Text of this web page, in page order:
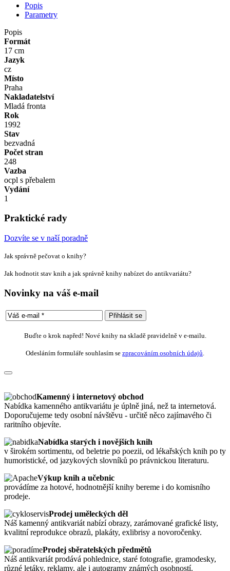
Popis
Parametry
Popis
Formát
17 cm
Jazyk
cz
Místo
Praha
Nakladatelství
Mladá fronta
Rok
1992
Stav
bezvadná
Počet stran
248
Vazba
ocpl s přebalem
Vydání
1
Praktické rady
Dozvíte se v naší poradně
Jak správně pečovat o knihy?
Jak hodnotit stav knih a jak správně knihy nabízet do antikvariátu?
Novinky na váš e-mail
Buďte o krok napřed! Nové knihy na skladě pravidelně v e-mailu.
Odesláním formuláře souhlasím se zpracováním osobních údajů
Kamenný i internetový obchod
Nabídka kamenného antikvariátu je úplně jiná, než ta internetová.
Doporučujeme tedy osobní návštěvu - určitě něco zajímavého či
raritního objevíte.
Nabídka starých i novějších knih
v širokém sortimentu, od beletrie po poezii, od lékařských knih po ty
humoristické, od jazykových slovníků po právnickou literaturu.
Výkup knih a učebnic
provádíme za hotové, hodnotnější knihy bereme i do komisního
prodeje.
Prodej uměleckých děl
Náš kamenný antikvariát nabízí obrazy, zarámované grafické listy,
kvalitní reprodukce obrazů, plakáty, exlibrisy a novoročenky.
Prodej sběratelských předmětů
Náš antikvariát prodává pohlednice, staré fotografie, gramodesky,
různé letáky, reklamy, ale i autogramy známých osobností.